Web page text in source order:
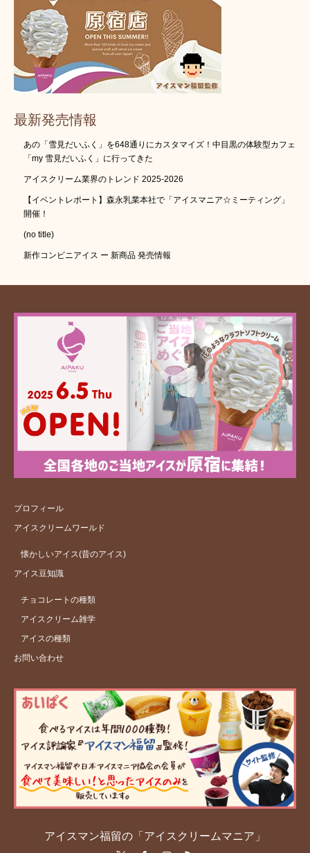
最新発売情報
あの「雪見だいふく」を648通りにカスタマイズ！中目黒の体験型カフェ
「my 雪見だいふく」に行ってきた
アイスクリーム業界のトレンド 2025-2026
【イベントレポート】森永乳業本社で「アイスマニア☆ミーティング」
開催！
(no title)
新作コンビニアイス ー 新商品 発売情報
プロフィール
アイスクリームワールド
懐かしいアイス(昔のアイス)
アイス豆知識
チョコレートの種類
アイスクリーム雑学
アイスの種類
お問い合わせ
アイスマン福留の「アイスクリームマニア」